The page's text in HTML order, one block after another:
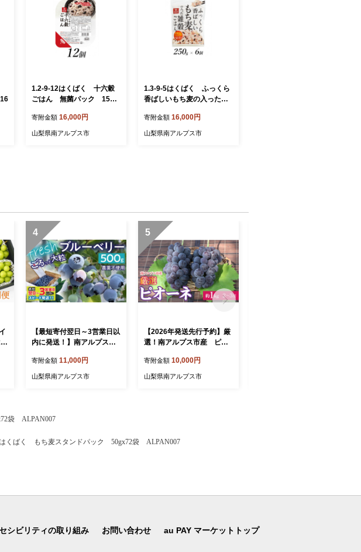
1.2-9-12はくばく 十六穀
ごはん 無菌パック 150g
寄附金額 16,000円
山梨県南アルプス市
1.3-9-5はくばく ふっくら
香ばしいもち麦の入った雑
AN013
寄附金額 16,000円
山梨県南アルプス市
4
【最短寄付翌日～3営業日以
内に発送！】南アルプス市
大粒フレッシュブルーベリ
ー 500g入り ALPBL002
寄附金額 11,000円
山梨県南アルプス市
5
【2026年発送先行予約】厳
選！南アルプス市産 ピオ
ALPDD017
寄附金額 10,000円
山梨県南アルプス市
袋 ALPAN007
はくばく もち麦スタンドパック 50gx72袋 ALPAN007
シビリティの取り組み お問い合わせ au PAY マーケットトップ